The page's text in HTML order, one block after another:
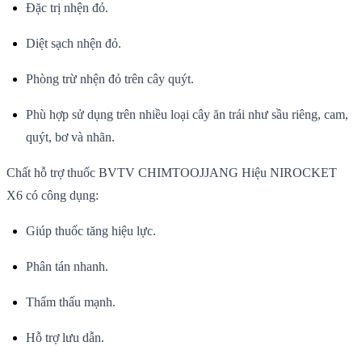
Đặc trị nhện đỏ.
Diệt sạch nhện đỏ.
Phòng trừ nhện đỏ trên cây quýt.
Phù hợp sử dụng trên nhiều loại cây ăn trái như sầu riêng, cam,
quýt, bơ và nhãn.
Chất hỗ trợ thuốc BVTV CHIMTOOJJANG Hiệu NIROCKET
X6 có công dụng:
Giúp thuốc tăng hiệu lực.
Phân tán nhanh.
Thẩm thấu mạnh.
Hỗ trợ lưu dẫn.